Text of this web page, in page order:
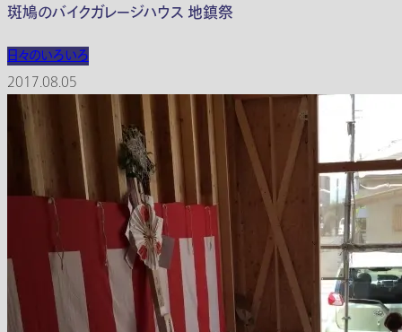
斑鳩のバイクガレージハウス 地鎮祭
日々のいろいろ
2017.08.05